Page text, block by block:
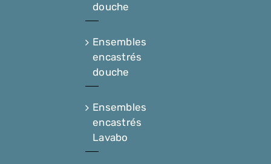
douche
Ensembles
encastrés
douche
Ensembles
encastrés
Lavabo